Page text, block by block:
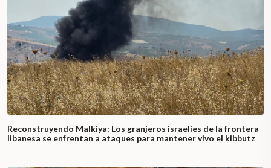
Reconstruyendo Malkiya: Los granjeros israelíes de la frontera
libanesa se enfrentan a ataques para mantener vivo el kibbutz